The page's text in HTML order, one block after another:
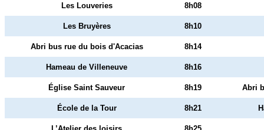
Les Louveries 8h08
Les Bruyères 8h10
Abri bus rue du bois d'Acacias 8h14
Hameau de Villeneuve 8h16
Église Saint Sauveur 8h19 Abri
École de la Tour 8h21